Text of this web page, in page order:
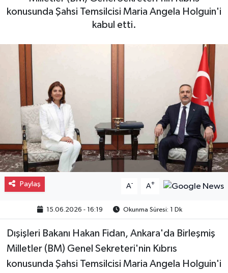
konusunda Şahsi Temsilcisi Maria Angela Holguin'i
kabul etti.
Paylaş A- A+
15.06.2026 - 16:19 Okunma Süresi: 1 Dk
Dışişleri Bakanı Hakan Fidan, Ankara'da Birleşmiş
Milletler (BM) Genel Sekreteri'nin Kıbrıs
konusunda Şahsi Temsilcisi Maria Angela Holguin'i
Asayiş
Gayrimenkul
Spor
Eğitim